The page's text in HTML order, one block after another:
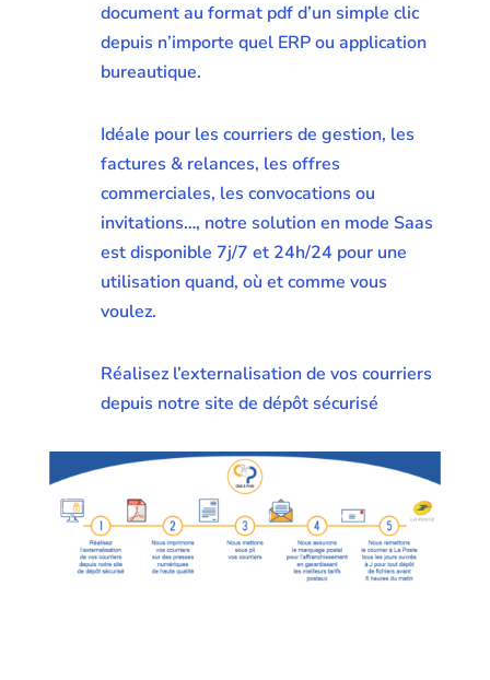
document au format pdf d’un simple clic
depuis n’importe quel ERP ou application
bureautique.
Idéale pour les courriers de gestion, les
factures & relances, les offres
commerciales, les convocations ou
invitations…, notre solution en mode Saas
est disponible 7j/7 et 24h/24 pour une
utilisation quand, où et comme vous
voulez.
Réalisez l’externalisation de vos courriers
depuis notre site de dépôt sécurisé